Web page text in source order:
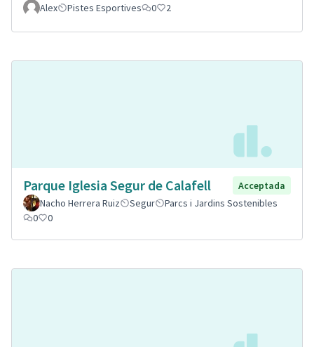
Alex Pistes Esportives 0 2
Parque Iglesia Segur de Calafell
Acceptada
Nacho Herrera Ruiz
Segur
Parcs i Jardins Sostenibles
0
0